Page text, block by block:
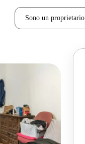
Sono un proprietario